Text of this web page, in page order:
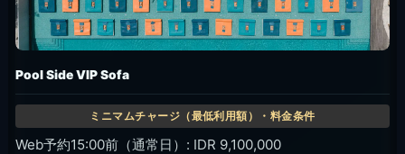
Pool Side VIP Sofa
Web予約15:00前（通常日）: IDR 9,100,000